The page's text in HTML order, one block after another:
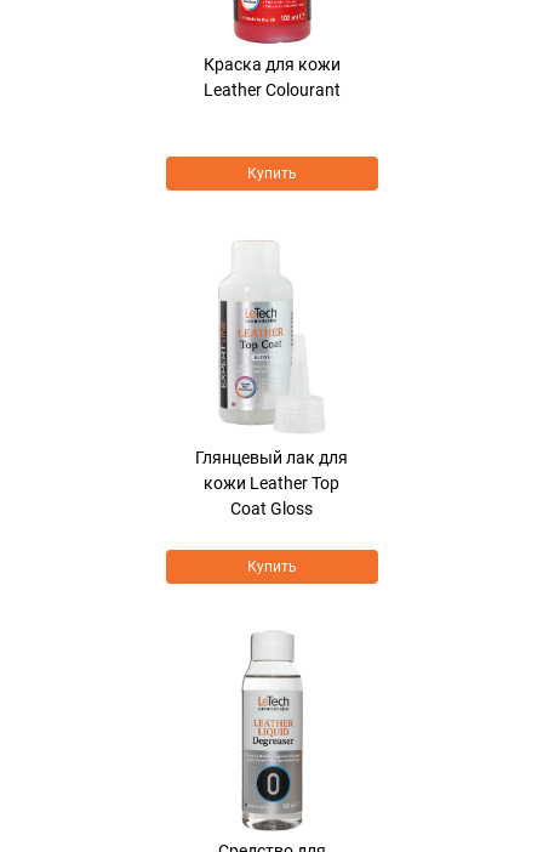
Краска для кожи
Leather Colourant
Купить
Глянцевый лак для
кожи Leather Top
Coat Gloss
Купить